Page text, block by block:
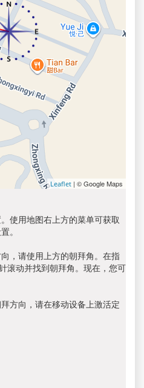
Leaflet | © Google Maps
使用地图右上方的菜单可获取
。
，请使用上方的朝拜角。在指
滚动并找到朝拜角。现在，您可
方向，请在移动设备上激活定